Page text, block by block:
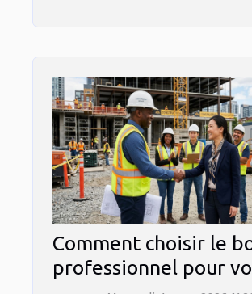
Comment choisir le
professionnel pour